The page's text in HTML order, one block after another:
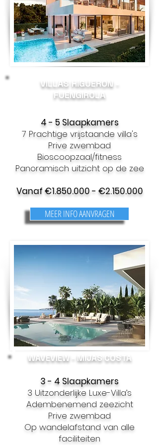
VILLAS HIGUERON -
FUENGIROLA
4 - 5 Slaapkamers
7 Prachtige vrijstaande villa's
Prive zwembad
Bioscoopzaal/fitness
Panoramisch uitzicht op de zee
Vanaf €1.850.000 - €2.150.000
MEER INFO AANVRAGEN
WAVEVIEW - MIJAS COSTA
3 - 4 Slaapkamers
3 Uitzonderlijke Luxe-Villa’s
Adembenemend zeezicht
Prive zwembad
Op wandelafstand van alle
faciliteiten